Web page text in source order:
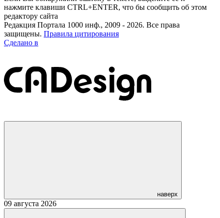
нажмите клавиши CTRL+ENTER, что бы сообщить об этом
редактору сайта
Редакция Портала 1000 инф., 2009 - 2026. Все права
защищены. Правила цитирования
Сделано в
наверх
09 августа 2026